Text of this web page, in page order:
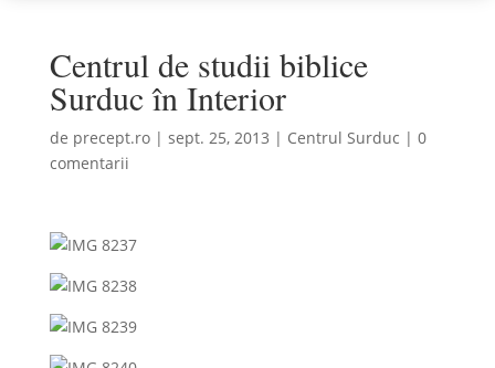
Centrul de studii biblice
Surduc în Interior
de precept.ro| sept. 25, 2013 | Centrul Surduc | 0
comentarii